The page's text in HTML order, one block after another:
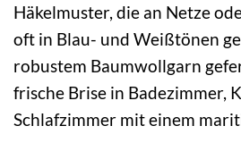
Häkelmuster, die an Netze
oft in Blau- und Weißtönen
robustem Baumwollgarn
frische Brise in Badezimmer,
Schlafzimmer mit einem